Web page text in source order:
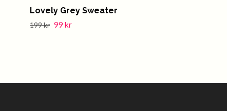
Lovely Grey Sweater
199 kr 99 kr